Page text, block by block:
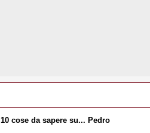
10 cose da sapere su... Pedro